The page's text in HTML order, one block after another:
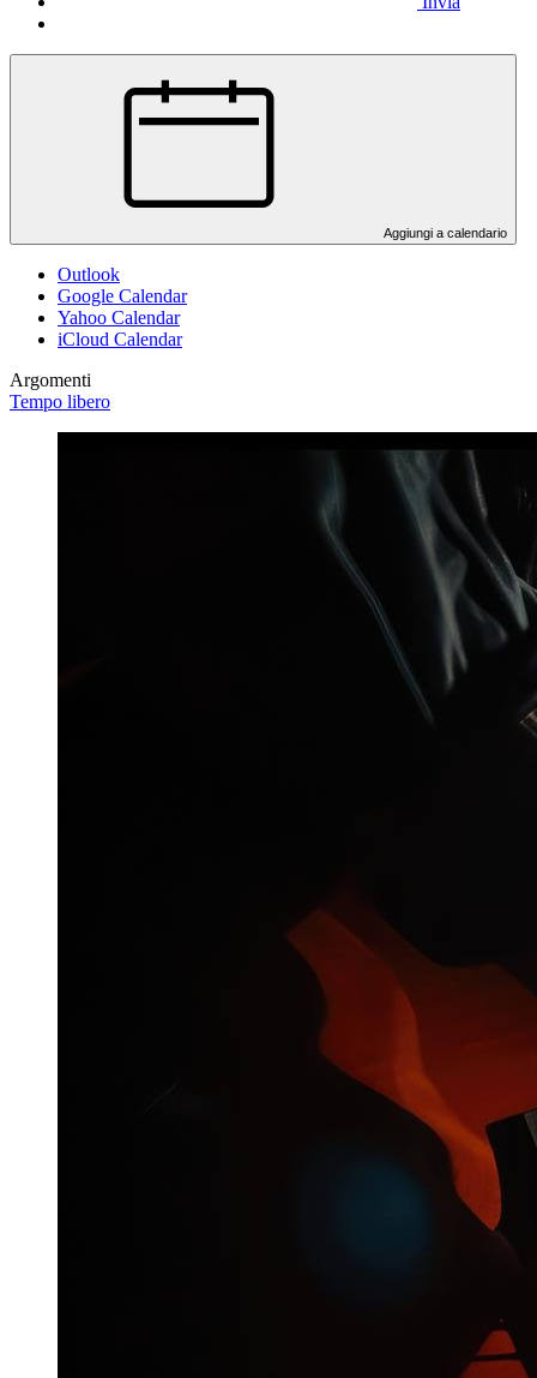
Aggiungi a calendario
Outlook
Google Calendar
Yahoo Calendar
iCloud Calendar
Argomenti
Tempo libero